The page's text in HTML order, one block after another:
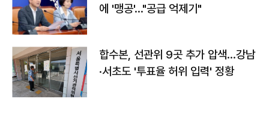
에 '맹공'…"공급 억제기"
합수본, 선관위 9곳 추가 압색…강남
·서초도 '투표율 허위 입력' 정황